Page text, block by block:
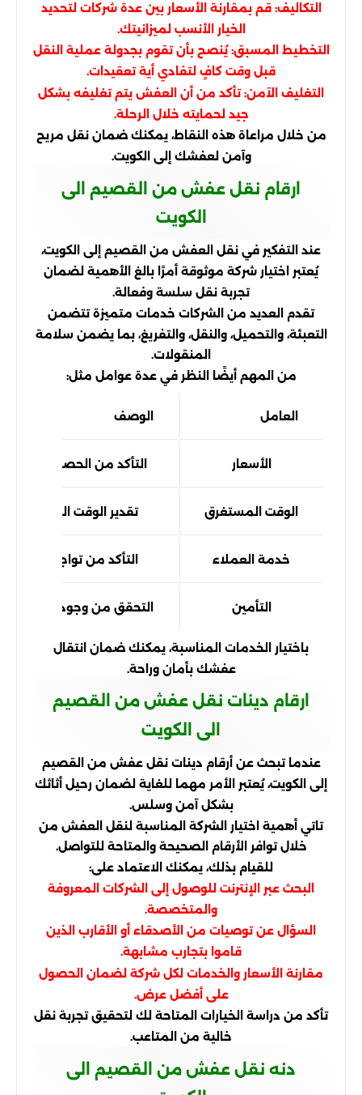
التكاليف: قم بمقارنة الأسعار بين عدة شركات لتحديد
الخيار الأنسب لميزانيتك.
التخطيط المسبق: يُنصح بأن تقوم بجدولة عملية النقل
قبل وقت كافٍ لتفادي أية تعقيدات.
التغليف الآمن: تأكد من أن العفش يتم تغليفه بشكل
جيد لحمايته خلال الرحلة.
من خلال مراعاة هذه النقاط، يمكنك ضمان نقل مريح
وآمن لعفشك إلى الكويت.
ارقام نقل عفش من القصيم الى
الكويت
عند التفكير في نقل العفش من القصيم إلى الكويت،
يُعتبر اختيار شركة موثوقة أمرًا بالغ الأهمية لضمان
تجربة نقل سلسة وفعالة.
تقدم العديد من الشركات خدمات متميزة تتضمن
التعبئة، والتحميل، والنقل، والتفريغ، بما يضمن سلامة
المنقولات.
من المهم أيضًا النظر في عدة عوامل مثل:
العامل الوصف
الأسعار التأكد من الحصول على
الوقت المستغرق تقدير الوقت المطلوب
خدمة العملاء التأكد من تواجد دعم فني
التأمين التحقق من وجود تأمين
باختيار الخدمات المناسبة، يمكنك ضمان انتقال
عفشك بأمان وراحة.
ارقام دينات نقل عفش من القصيم
الى الكويت
عندما تبحث عن أرقام دينات نقل عفش من القصيم
إلى الكويت، يُعتبر الأمر مهما للغاية لضمان رحيل أثاثك
بشكل آمن وسلس.
تاتي أهمية اختيار الشركة المناسبة لنقل العفش من
خلال توافر الأرقام الصحيحة والمتاحة للتواصل.
للقيام بذلك، يمكنك الاعتماد على:
البحث عبر الإنترنت للوصول إلى الشركات المعروفة
والمتخصصة.
السؤال عن توصيات من الأصدقاء أو الأقارب الذين
قاموا بتجارب مشابهة.
مقارنة الأسعار والخدمات لكل شركة لضمان الحصول
على أفضل عرض.
تأكد من دراسة الخيارات المتاحة لك لتحقيق تجربة نقل
خالية من المتاعب.
دنه نقل عفش من القصيم الى